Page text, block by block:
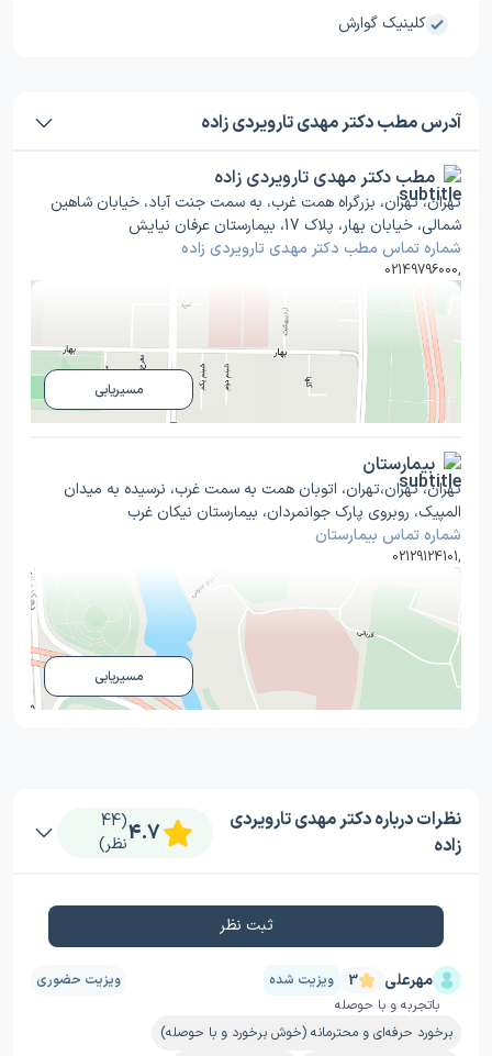
کلینیک گوارش
آدرس مطب دکتر مهدی تارویردی زاده
مطب دکتر مهدی تارویردی زاده
تهران، تهران، بزرگراه همت غرب، به سمت جنت آباد، خیابان شاهین
شمالی، خیابان بهار، پلاک 17، بیمارستان عرفان نیایش
شماره تماس مطب دکتر مهدی تارویردی زاده
02149796000,
مسیریابی
بیمارستان
تهران، تهران،تهران، اتوبان همت به سمت غرب، نرسیده به میدان
المپیک، روبروی پارک جوانمردان، بیمارستان نیکان غرب
شماره تماس بیمارستان
02129124101,
مسیریابی
نظرات درباره دکتر مهدی تارویردی
زاده
(44
نظر)4.7
ثبت نظر
مهرعلی 3 ویزیت شده
ویزیت حضوری
باتجربه و با حوصله
برخورد حرفه‌ای و محترمانه (خوش برخورد و با حوصله)